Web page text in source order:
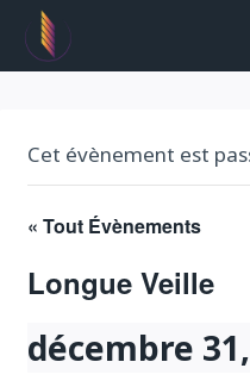
Aller
contenu
Cet évènement est
« Tout Évènements
Longue Veille
décembre